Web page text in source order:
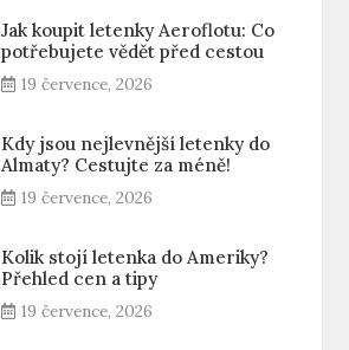
Jak koupit letenky Aeroflotu: Co
potřebujete vědět před cestou
19 července, 2026
Kdy jsou nejlevnější letenky do
Almaty? Cestujte za méně!
19 července, 2026
Kolik stojí letenka do Ameriky?
Přehled cen a tipy
19 července, 2026